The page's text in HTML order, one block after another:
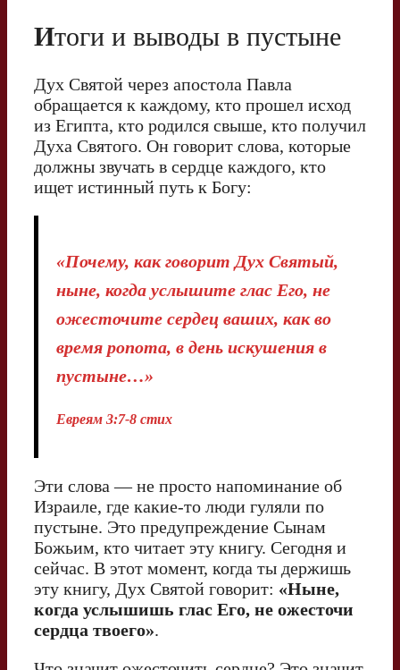
Итоги и выводы в пустыне
Дух Святой через апостола Павла
обращается к каждому, кто прошел исход
из Египта, кто родился свыше, кто получил
Духа Святого. Он говорит слова, которые
должны звучать в сердце каждого, кто
ищет истинный путь к Богу:
«Почему, как говорит Дух Святый,
ныне, когда услышите глас Его, не
ожесточите сердец ваших, как во
время ропота, в день искушения в
пустыне…»
Евреям 3:7-8 стих
Эти слова — не просто напоминание об
Израиле, где какие-то люди гуляли по
пустыне. Это предупреждение Сынам
Божьим, кто читает эту книгу. Сегодня и
сейчас. В этот момент, когда ты держишь
эту книгу, Дух Святой говорит: «Ныне,
когда услышишь глас Его, не ожесточи
сердца твоего».